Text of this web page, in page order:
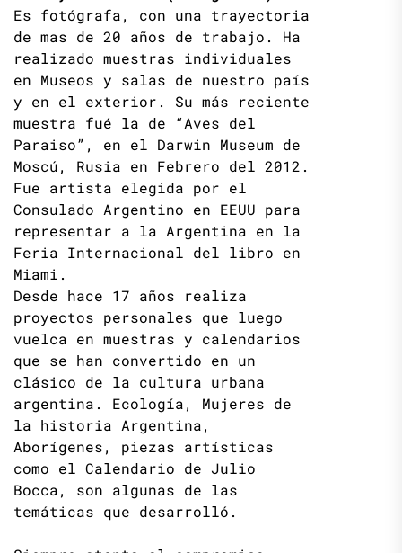
Es fotógrafa, con una trayectoria
de mas de 20 años de trabajo. Ha
realizado muestras individuales
en Museos y salas de nuestro país
y en el exterior. Su más reciente
muestra fué la de “Aves del
Paraiso”, en el Darwin Museum de
Moscú, Rusia en Febrero del 2012.
Fue artista elegida por el
Consulado Argentino en EEUU para
representar a la Argentina en la
Feria Internacional del libro en
Miami.
Desde hace 17 años realiza
proyectos personales que luego
vuelca en muestras y calendarios
que se han convertido en un
clásico de la cultura urbana
argentina. Ecología, Mujeres de
la historia Argentina,
Aborígenes, piezas artísticas
como el Calendario de Julio
Bocca, son algunas de las
temáticas que desarrolló.